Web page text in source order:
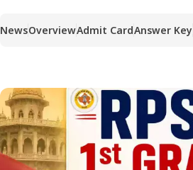
NewsOverviewAdmit CardAnswer Key